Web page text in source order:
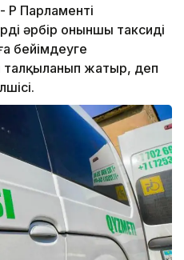
Парламенті
әрбір оныншы таксиді
бейімдеуге
талқыланып жатыр, деп